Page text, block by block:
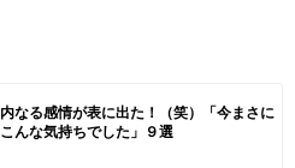
内なる感情が表に出た！（笑）「今まさに
こんな気持ちでした」９選